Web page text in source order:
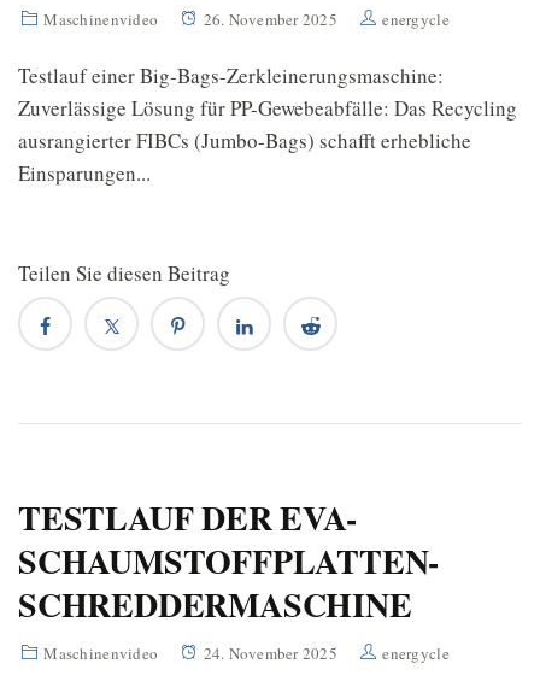
Maschinenvideo 26. November 2025 energycle
Testlauf einer Big-Bags-Zerkleinerungsmaschine:
Zuverlässige Lösung für PP-Gewebeabfälle: Das Recycling
ausrangierter FIBCs (Jumbo-Bags) schafft erhebliche
Einsparungen...
Teilen Sie diesen Beitrag
TESTLAUF DER EVA-
SCHAUMSTOFFPLATTEN-
SCHREDDERMASCHINE
Maschinenvideo 24. November 2025 energycle